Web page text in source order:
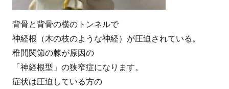
背骨と背骨の横のトンネルで
神経根（木の枝のような神経）が圧迫されている。
椎間関節の棘が原因の
「神経根型」の狭窄症になります。
症状は圧迫している方の